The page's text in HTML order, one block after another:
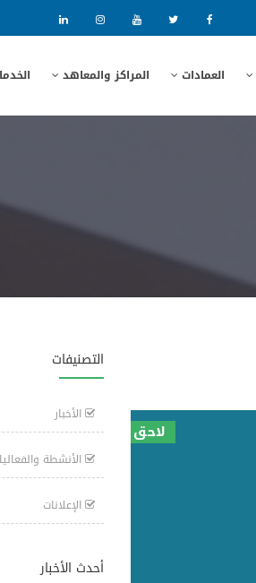
العمادات المراكز والمعاهد
لاحق
التصنيفات
الأخبار
الأنشطة
الإعلانات
أحدث الأخبار